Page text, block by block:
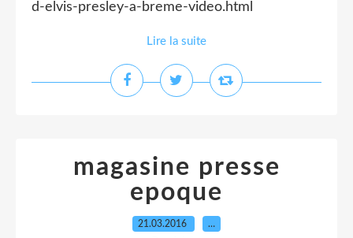
d-elvis-presley-a-breme-video.html
Lire la suite
magasine presse
epoque
21.03.2016 …